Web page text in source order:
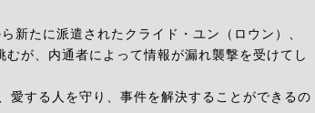
新たに派遣されたクライド・ユン（ロウン）、
が、内通者によって情報が漏れ襲撃を受けてし
愛する人を守り、事件を解決することができるの